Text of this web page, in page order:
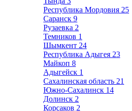
Республика Мордовия 25
Саранск 9
Рузаевка 2
Темников 1
Шымкент 24
Республика Адыгея 23
Майкоп 8
Адыгейск 1
Сахалинская область 21
Южно-Сахалинск 14
Долинск 2
Корсаков 2